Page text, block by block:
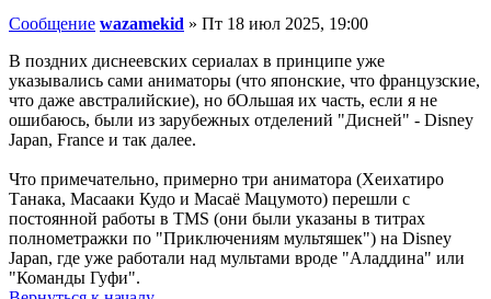
Сообщение wazamekid » Пт 18 июл 2025, 19:00
В поздних диснеевских сериалах в принципе уже
указывались сами аниматоры (что японские, что французские,
что даже австралийские), но бОльшая их часть, если я не
ошибаюсь, были из зарубежных отделений "Дисней" - Disney
Japan, France и так далее.
Что примечательно, примерно три аниматора (Хеихатиро
Танака, Масааки Кудо и Масаё Мацумото) перешли с
постоянной работы в TMS (они были указаны в титрах
полнометражки по "Приключениям мультяшек") на Disney
Japan, где уже работали над мультами вроде "Аладдина" или
"Команды Гуфи".